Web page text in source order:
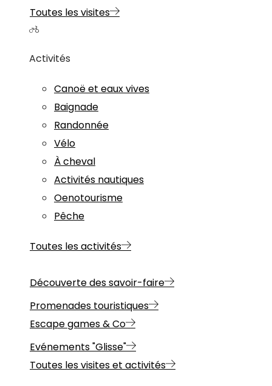
Toutes les visites
Activités
Canoë et eaux vives
Baignade
Randonnée
Vélo
À cheval
Activités nautiques
Oenotourisme
Pêche
Toutes les activités
Découverte des savoir-faire
Promenades touristiques
Escape games & Co
Evénements "Glisse"
Toutes les visites et activités